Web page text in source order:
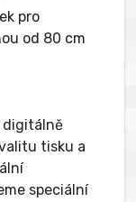
pro
od 80 cm
digitálně
tisku a
speciální